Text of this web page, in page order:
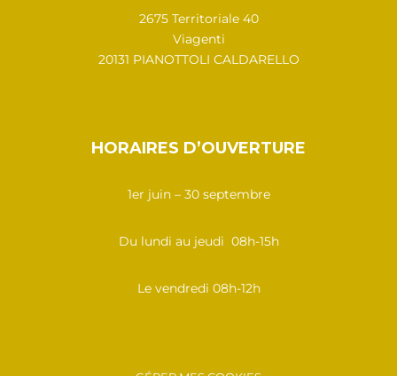
2675 Territoriale 40
Viagenti
20131 PIANOTTOLI CALDARELLO
HORAIRES D’OUVERTURE
1er juin – 30 septembre
Du lundi au jeudi 08h-15h
Le vendredi 08h-12h